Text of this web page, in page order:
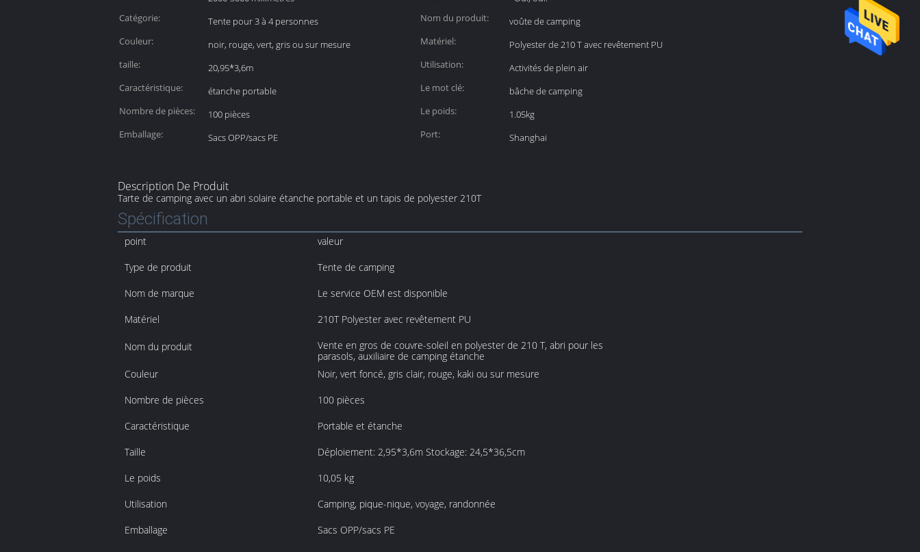
Catégorie:
Tente pour 3 à 4 personnes Nom du produit:
voûte de camping
Couleur:
noir, rouge, vert, gris ou sur mesure Matériel:
Polyester de 210 T avec revêtement PU
taille:
20,95*3,6m Utilisation:
Activités de plein air
Caractéristique:
étanche portable Le mot clé:
bâche de camping
Nombre de pièces:
100 pièces Le poids:
1.05kg
Emballage:
Sacs OPP/sacs PE Port: Shanghai
Description De Produit
Tarte de camping avec un abri solaire étanche portable et un tapis de polyester 210T
Spécification
point
valeur
Type de produit
Tente de camping
Nom de marque
Le service OEM est disponible
Matériel
210T Polyester avec revêtement PU
Nom du produit
Vente en gros de couvre-soleil en polyester de 210 T, abri pour les
parasols, auxiliaire de camping étanche
Couleur
Noir, vert foncé, gris clair, rouge, kaki ou sur mesure
Nombre de pièces
100 pièces
Caractéristique
Portable et étanche
Taille
Déploiement: 2,95*3,6m Stockage: 24,5*36,5cm
Le poids
10,05 kg
Utilisation
Camping, pique-nique, voyage, randonnée
Emballage
Sacs OPP/sacs PE